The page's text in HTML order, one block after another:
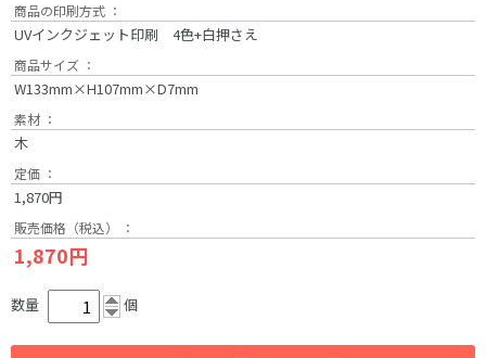
商品の印刷方式 ：
UVインクジェット印刷 4色+白押さえ
商品サイズ ：
W133mm×H107mm×D7mm
素材 ：
木
定価 ：
1,870円
販売価格（税込） ：
1,870円
数量 個